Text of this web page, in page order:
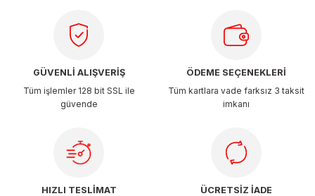
Ürün fiyatı diğer sitelerden daha pahalı.
Bu ürüne benzer farklı alternatifler olmalı.
GÜVENLİ ALIŞVERİŞ
Tüm işlemler 128 bit SSL ile
güvende
ÖDEME SEÇENEKLERİ
Tüm kartlara vade farksız 3 taksit
imkanı
HIZLI TESLİMAT
ÜCRETSİZ İADE